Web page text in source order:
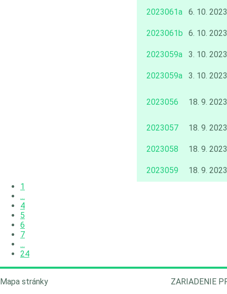
2023061a 6. 10. 2023
2023061b 6. 10. 2023
2023059a 3. 10. 2023
2023059a 3. 10. 2023
2023056 18. 9. 2023
2023057 18. 9. 2023
2023058 18. 9. 2023
2023059
18. 9. 2023
1
...
4
5
6
7
...
24
Mapa stránky
ZARIADENIE